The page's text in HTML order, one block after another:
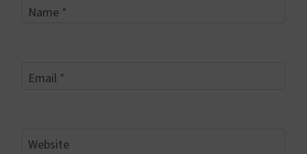
Name *
Email *
Website